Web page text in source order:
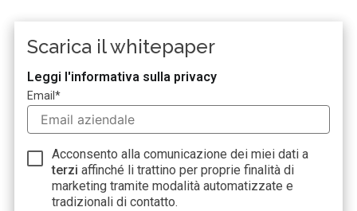
Scarica il whitepaper
Leggi l'informativa sulla privacy
Email*
Acconsento alla comunicazione dei miei dati a
terzi affinché li trattino per proprie finalità di
marketing tramite modalità automatizzate e
tradizionali di contatto.